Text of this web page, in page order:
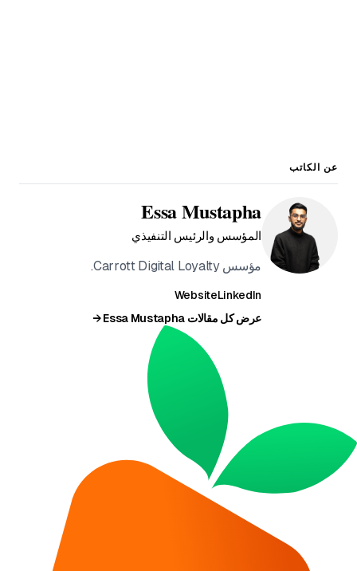
عن الكاتب
Essa Mustapha
المؤسس والرئيس التنفيذي
مؤسس Carrott Digital Loyalty.
LinkedIn
Website
عرض كل مقالات Essa Mustapha →